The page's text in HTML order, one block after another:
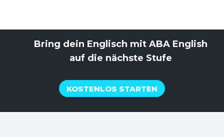
Bring dein Englisch mit ABA English
auf die nächste Stufe
KOSTENLOS STARTEN